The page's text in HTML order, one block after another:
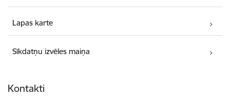
Lapas karte
Sīkdatņu izvēles maiņa
Kontakti